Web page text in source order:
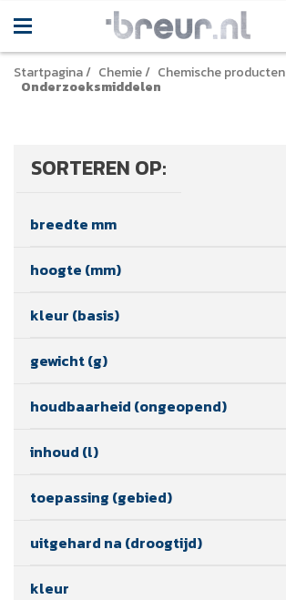
Startpagina/ Chemie/ Chemische producten
Onderzoeksmiddelen
SORTEREN OP:
breedte mm
hoogte (mm)
kleur (basis)
gewicht (g)
houdbaarheid (ongeopend)
inhoud (l)
toepassing (gebied)
uitgehard na (droogtijd)
kleur